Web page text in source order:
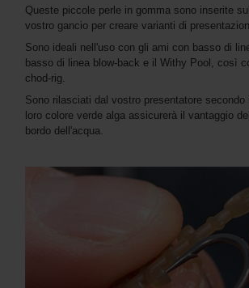
Queste piccole perle in gomma sono inserite
vostro gancio per creare varianti di
Sono ideali nell'uso con gli ami con basso di
basso di linea blow-back e il Withy Pool, così
chod-rig.
Sono rilasciati dal vostro presentatore secondo
loro colore verde alga assicurerà il vantaggio
bordo dell'acqua.